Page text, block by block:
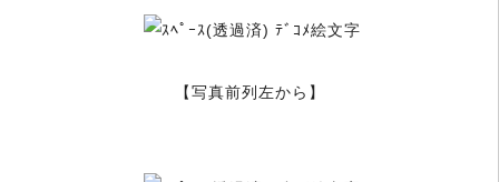
【写真前列左から】